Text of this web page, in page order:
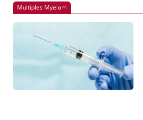
Multiples Myelom